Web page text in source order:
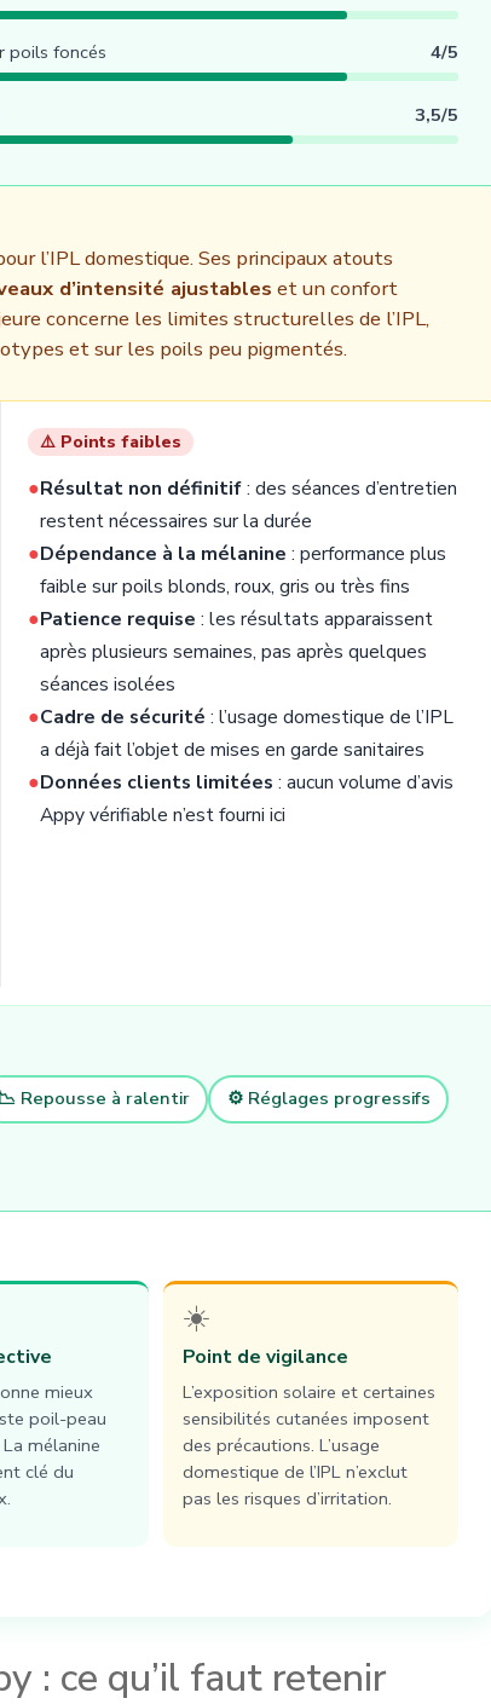
poils foncés 4/5
3,5/5
l’IPL domestique. Ses principaux atouts
d’intensité ajustables et un confort
concerne les limites structurelles de l’IPL,
et sur les poils peu pigmentés.
⚠️ Points faibles
●Résultat non définitif: des séances d’entretien
restent nécessaires sur la durée
●Dépendance à la mélanine : performance plus
faible sur poils blonds, roux, gris ou très fins
●Patience requise : les résultats apparaissent
après plusieurs semaines, pas après quelques
séances isolées
●Cadre de sécurité : l’usage domestique de l’IPL
a déjà fait l’objet de mises en garde sanitaires
●Données clients limitées : aucun volume d’avis
Appy vérifiable n’est fourni ici
📉 Repousse à ralentir
⚙️ Réglages progressifs
mieux
poil-peau
mélanine
clé du
☀️
Point de vigilance
L’exposition solaire et certaines
sensibilités cutanées imposent
des précautions. L’usage
domestique de l’IPL n’exclut
pas les risques d’irritation.
: ce qu’il faut retenir